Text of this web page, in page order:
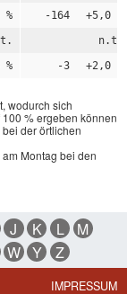
-164 +5,0 %
n.t.
-3 +2,0 %
wodurch sich
% ergeben können.
der örtlichen
Montag bei den
J K L
M
W Y Z
IMPRESSUM